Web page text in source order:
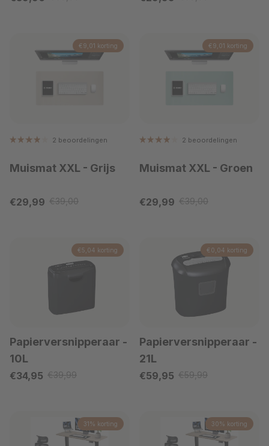
€9,01 korting
2 beoordelingen
Muismat XXL - Grijs
Verkoopprijs
€29,99 Reguliere prijs
€39,00
€9,01 korting
2 beoordelingen
Muismat XXL - Groen
Verkoopprijs
€29,99 Reguliere prijs
€39,00
€5,04 korting
Papierversnipperaar -
10L
Verkoopprijs
€34,95 Reguliere prijs
€39,99
€0,04 korting
Papierversnipperaar -
21L
Verkoopprijs
€59,95 Reguliere prijs
€59,99
31% korting 30% korting